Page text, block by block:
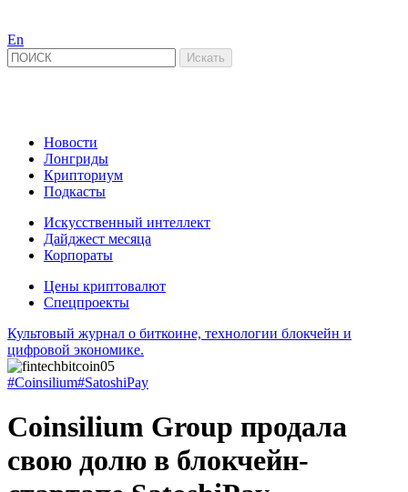
En
Новости
Лонгриды
Крипториум
Подкасты
Искусственный интеллект
Дайджест месяца
Корпораты
Цены криптовалют
Спецпроекты
Культовый журнал о биткоине, технологии блокчейн и
цифровой экономике.
#Coinsilium#SatoshiPay
Coinsilium Group продала
свою долю в блокчейн-